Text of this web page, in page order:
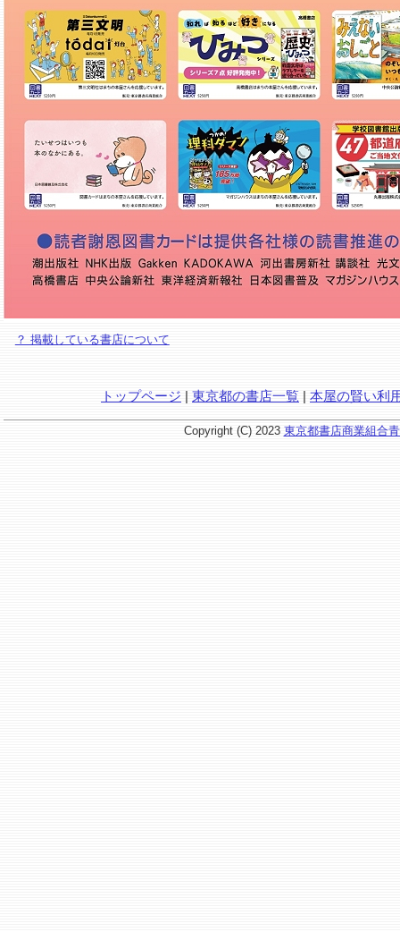
？ 掲載している書店について
トップページ | 東京都の書店一覧 | 本屋の賢い利
Copyright (C) 2023 東京都書店商業組合